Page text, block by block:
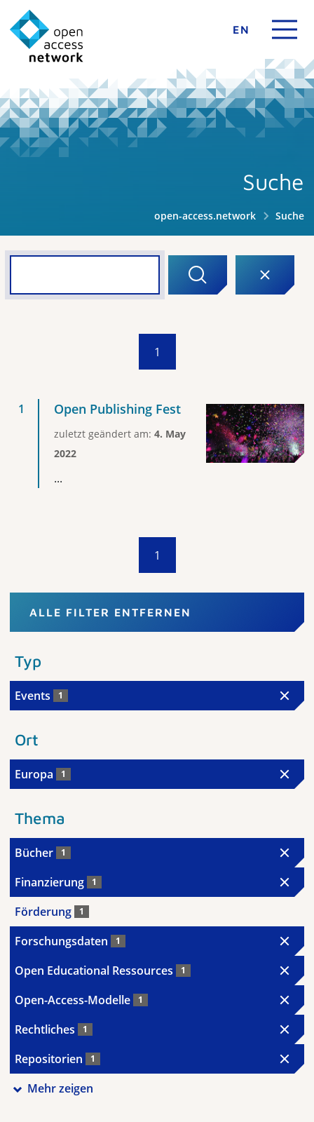
EN
Suche
open-access.network Suche
1
Open Publishing Fest
zuletzt geändert am: 4. May
2022
...
1
ALLE FILTER ENTFERNEN
Typ
Events 1
Ort
Europa 1
Thema
Bücher 1
Finanzierung 1
Förderung 1
Forschungsdaten 1
Open Educational Ressources 1
Open-Access-Modelle 1
Rechtliches 1
Repositorien 1
Mehr zeigen